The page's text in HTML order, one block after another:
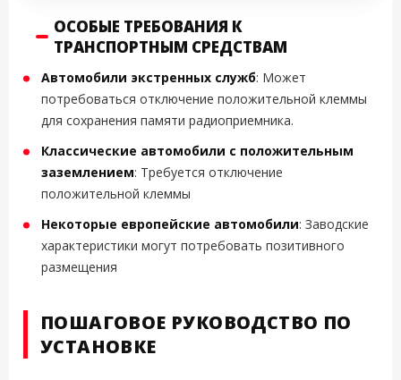
ОСОБЫЕ ТРЕБОВАНИЯ К
ТРАНСПОРТНЫМ СРЕДСТВАМ
Автомобили экстренных служб: Может
потребоваться отключение положительной клеммы
для сохранения памяти радиоприемника.
Классические автомобили с положительным
заземлением: Требуется отключение
положительной клеммы
Некоторые европейские автомобили: Заводские
характеристики могут потребовать позитивного
размещения
ПОШАГОВОЕ РУКОВОДСТВО ПО
УСТАНОВКЕ